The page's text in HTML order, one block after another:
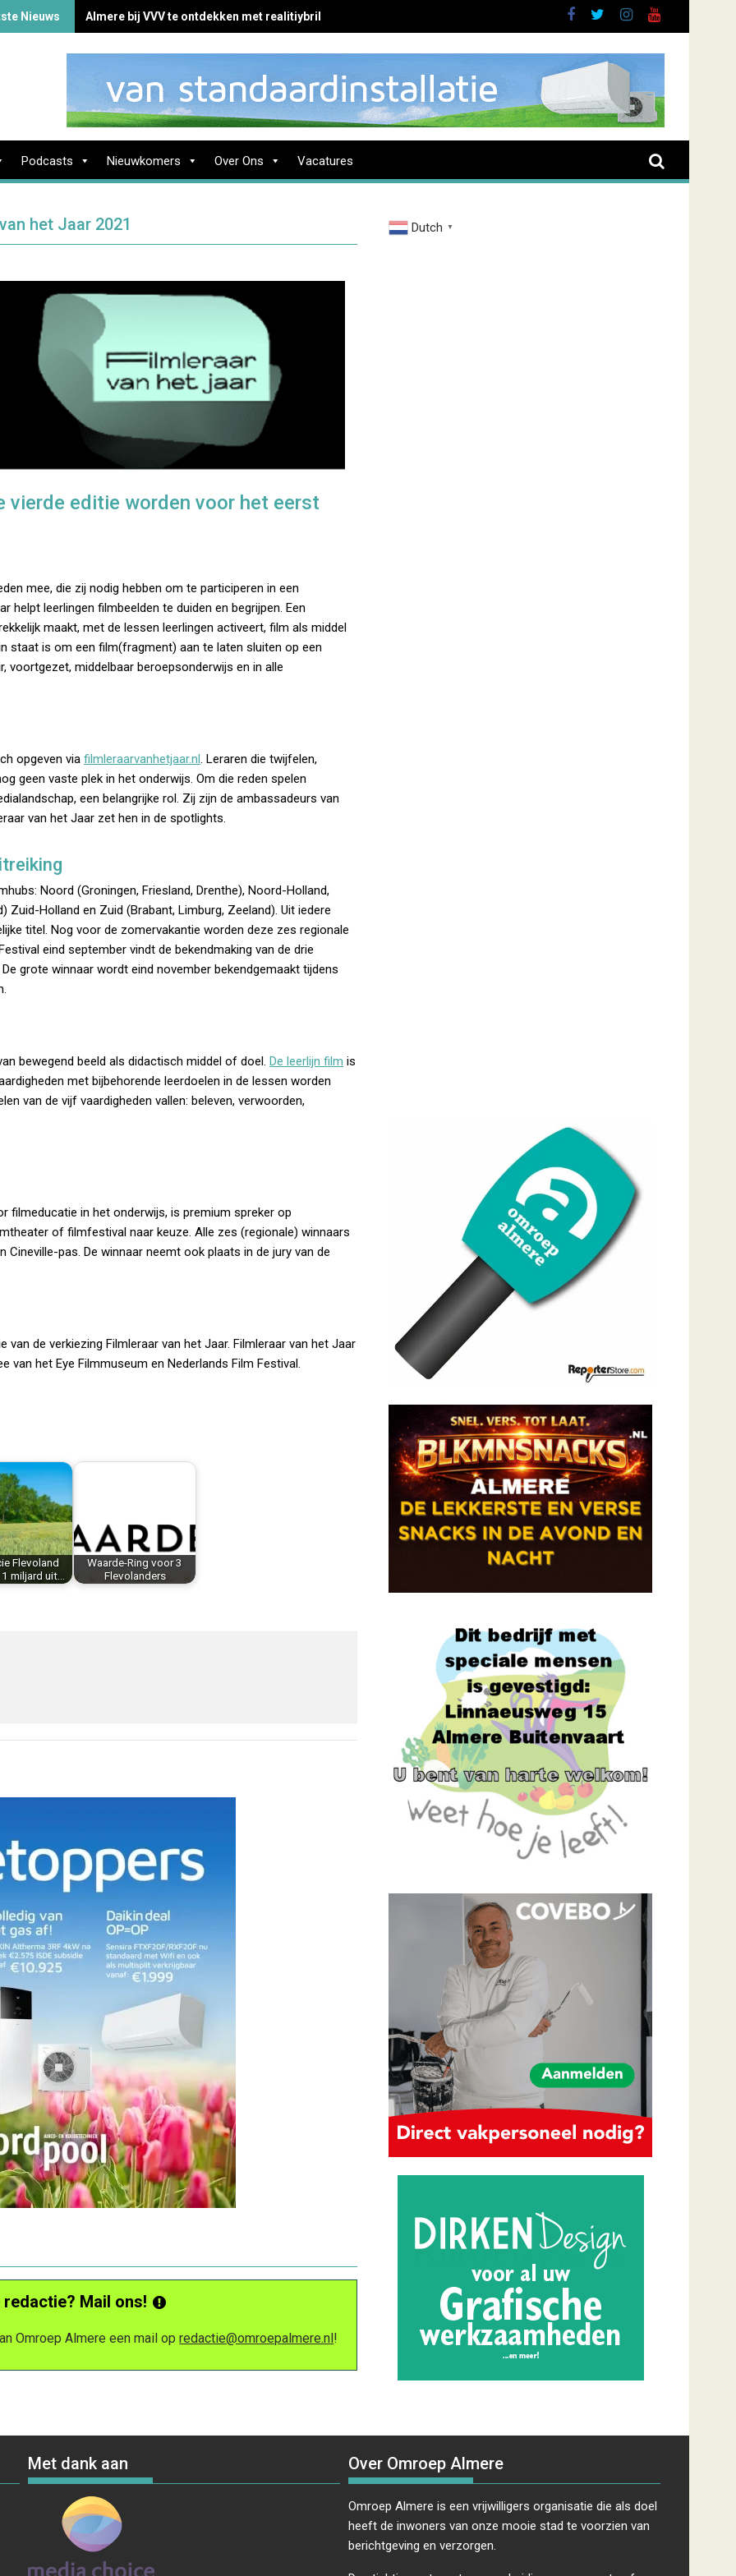
Nieuws Almere bij VVV te ontdekken met realitiybril
Podcasts Nieuwkomers Over Ons Vacatures
het Jaar 2021
vierde editie worden voor het eerst
mee, die zij nodig hebben om te participeren in een
helpt leerlingen filmbeelden te duiden en begrijpen. Een
maakt, met de lessen leerlingen activeert, film als middel
staat is om een film(fragment) aan te laten sluiten op een
voortgezet, middelbaar beroepsonderwijs en in alle
opgeven via filmleraarvanhetjaar.nl. Leraren die twijfelen,
geen vaste plek in het onderwijs. Om die reden spelen
een belangrijke rol. Zij zijn de ambassadeurs van
van het Jaar zet hen in de spotlights.
Noord (Groningen, Friesland, Drenthe), Noord-Holland,
Zuid-Holland en Zuid (Brabant, Limburg, Zeeland). Uit iedere
titel. Nog voor de zomervakantie worden deze zes regionale
eind september vindt de bekendmaking van de drie
grote winnaar wordt eind november bekendgemaakt tijdens
bewegend beeld als didactisch middel of doel. De leerlijn film is
met bijbehorende leerdoelen in de lessen worden
van de vijf vaardigheden vallen: beleven, verwoorden,
filmeducatie in het onderwijs, is premium spreker op
of filmfestival naar keuze. Alle zes (regionale) winnaars
pas. De winnaar neemt ook plaats in de jury van de
de verkiezing Filmleraar van het Jaar. Filmleraar van het Jaar
van het Eye Filmmuseum en Nederlands Film Festival.
Flevoland
miljard uit…
Waarde-Ring voor 3
Flevolanders
Mail ons!
Omroep Almere een mail opredactie@omroepalmere.nl!
Dutch ▼
Met dank aan Over Omroep Almere
Omroep Almere is een vrijwilligers organisatie die als doel
heeft de inwoners van onze mooie stad te voorzien van
berichtgeving en verzorgen.